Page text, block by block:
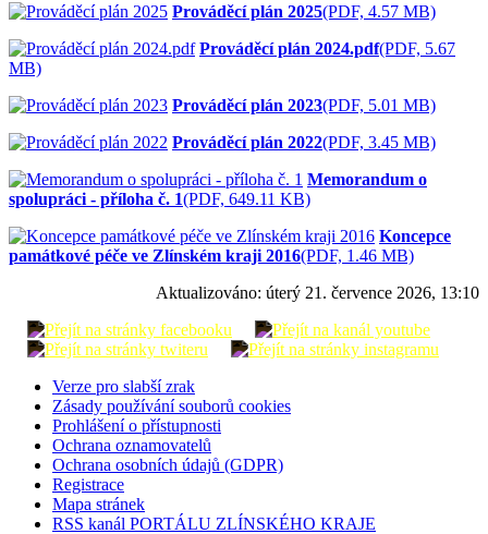
Prováděcí plán 2025(PDF, 4.57 MB)
Prováděcí plán 2024.pdf(PDF, 5.67
MB)
Prováděcí plán 2023(PDF, 5.01 MB)
Prováděcí plán 2022(PDF, 3.45 MB)
Memorandum o
spolupráci - příloha č. 1(PDF, 649.11 KB)
Koncepce
památkové péče ve Zlínském kraji 2016(PDF, 1.46 MB)
Aktualizováno: úterý 21. července 2026, 13:10
Verze pro slabší zrak
Zásady používání souborů cookies
Prohlášení o přístupnosti
Ochrana oznamovatelů
Ochrana osobních údajů (GDPR)
Registrace
Mapa stránek
RSS kanál PORTÁLU ZLÍNSKÉHO KRAJE